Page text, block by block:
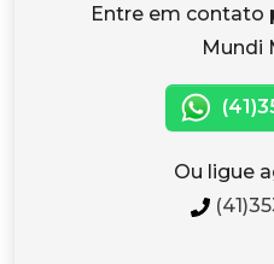
Entre em contato
Mundi
Ou ligue